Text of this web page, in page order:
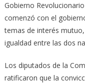
Gobierno
comenzó con el
temas de interés
igualdad entre las dos
Los diputados de la
ratificaron que la